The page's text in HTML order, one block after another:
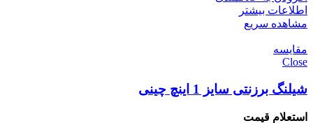
اطلاعات بیشتر
مشاهده سریع
مقایسه
Close
شیلنگ برزنتی سایز 1 اینچ چینی
استعلام قیمت